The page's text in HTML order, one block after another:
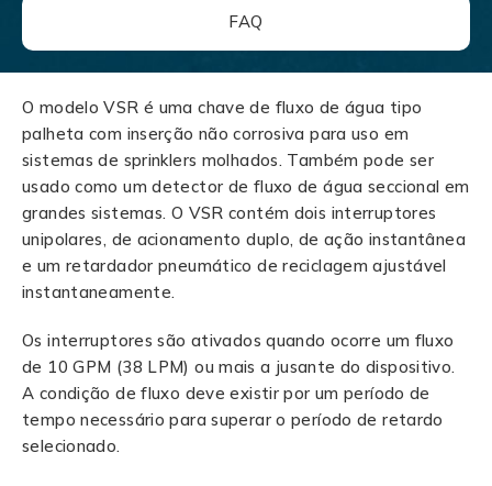
FAQ
O modelo VSR é uma chave de fluxo de água tipo
palheta com inserção não corrosiva para uso em
sistemas de sprinklers molhados. Também pode ser
usado como um detector de fluxo de água seccional em
grandes sistemas. O VSR contém dois interruptores
unipolares, de acionamento duplo, de ação instantânea
e um retardador pneumático de reciclagem ajustável
instantaneamente.
Os interruptores são ativados quando ocorre um fluxo
de 10 GPM (38 LPM) ou mais a jusante do dispositivo.
A condição de fluxo deve existir por um período de
tempo necessário para superar o período de retardo
selecionado.